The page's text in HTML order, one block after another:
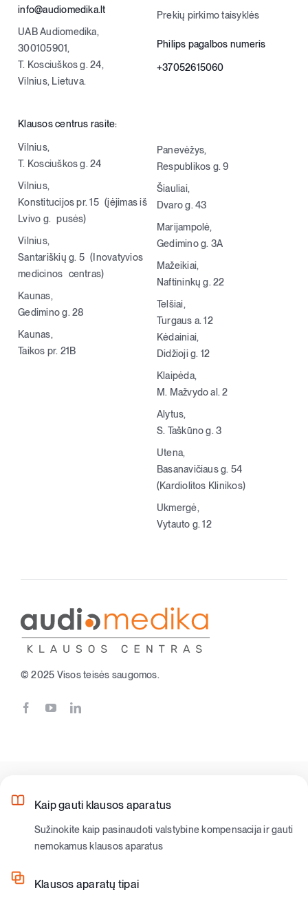
info@audiomedika.lt
UAB Audiomedika,
300105901,
T. Kosciuškos g. 24,
Vilnius, Lietuva.
Prekių pirkimo taisyklės
Philips pagalbos numeris
+37052615060
Klausos centrus rasite:
Vilnius,
T. Kosciuškos g. 24
Vilnius,
Konstitucijos pr. 15 (įėjimas iš
Lvivo g. pusės)
Vilnius,
Santariškių g. 5 (Inovatyvios
medicinos centras)
Kaunas,
Gedimino g. 28
Kaunas,
Taikos pr. 21B
Panevėžys,
Respublikos g. 9
Šiauliai,
Dvaro g. 43
Marijampolė,
Gedimino g. 3A
Mažeikiai,
Naftininkų g. 22
Telšiai,
Turgaus a. 12
Kėdainiai,
Didžioji g. 12
Klaipėda,
M. Mažvydo al. 2
Alytus,
S. Taškūno g. 3
Utena,
Basanavičiaus g. 54
(Kardiolitos Klinikos)
Ukmergė,
Vytauto g. 12
© 2025 Visos teisės saugomos.
Kaip gauti klausos aparatus
Sužinokite kaip pasinaudoti valstybine kompensacija ir gauti
nemokamus klausos aparatus
Klausos aparatų tipai